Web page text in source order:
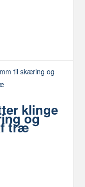
klinge
og
træ